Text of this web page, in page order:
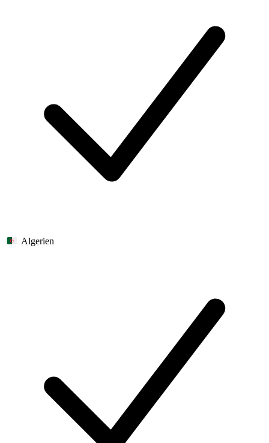
Algerien